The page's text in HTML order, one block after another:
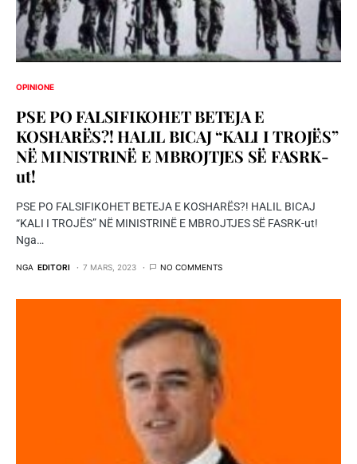
OPINIONE
PSE PO FALSIFIKOHET BETEJA E
KOSHARËS?! HALIL BICAJ “KALI I TROJËS”
NË MINISTRINË E MBROJTJES SË FASRK-
ut!
PSE PO FALSIFIKOHET BETEJA E KOSHARËS?! HALIL BICAJ
“KALI I TROJËS” NË MINISTRINË E MBROJTJES SË FASRK-ut!
Nga…
NGA EDITORI 7 MARS, 2023 NO COMMENTS